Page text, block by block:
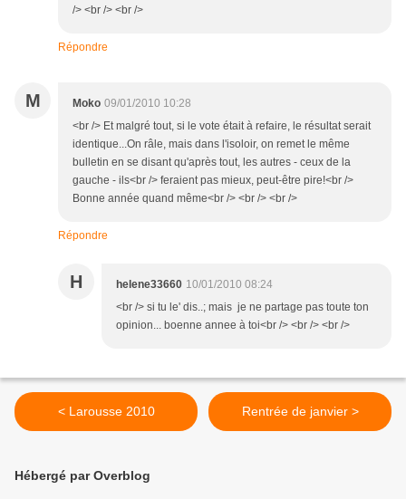
/> <br /> <br />
Répondre
M Moko 09/01/2010 10:28
<br /> Et malgré tout, si le vote était à refaire, le résultat serait
identique...On râle, mais dans l'isoloir, on remet le même
bulletin en se disant qu'après tout, les autres - ceux de la
gauche - ils<br /> feraient pas mieux, peut-être pire!<br />
Bonne année quand même<br /> <br /> <br />
Répondre
H helene33660 10/01/2010 08:24
<br /> si tu le' dis..; mais je ne partage pas toute ton
opinion... boenne annee à toi<br /> <br /> <br />
< Larousse 2010 Rentrée de janvier >
Hébergé par Overblog